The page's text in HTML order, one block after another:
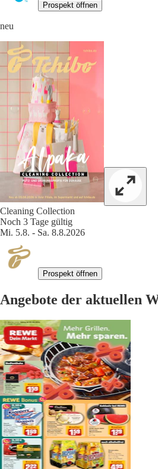
Prospekt öffnen
neu
Cleaning Collection
Noch 3 Tage gültig
Mi. 5.8. - Sa. 8.8.2026
Prospekt öffnen
Angebote der aktuellen